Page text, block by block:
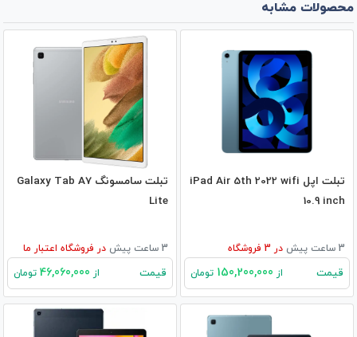
محصولات مشابه
تبلت اپل iPad Air 5th 2022 wifi
10.9 inch
3 ساعت پیش در فروشگاه
قیمت از تومان
تبلت سامسونگ Galaxy Tab A7
Lite
3 ساعت پیش در فروشگاه اعتبار ما
قیمت از تومان